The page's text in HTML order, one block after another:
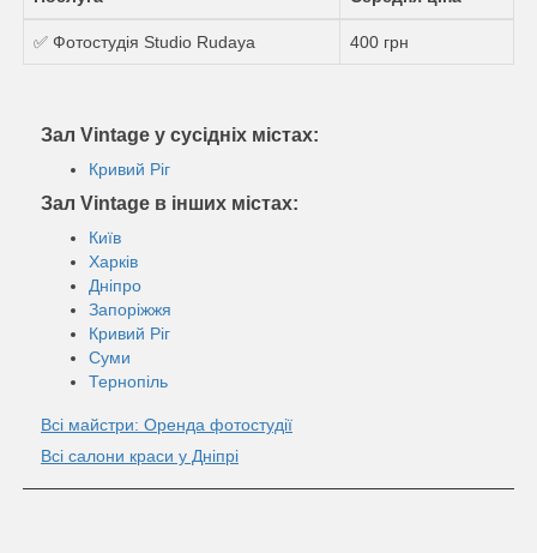
✅ Фотостудiя Studio Rudaya 400 грн
Зал Vintage у сусідніх містах:
Кривий Ріг
Зал Vintage в інших містах:
Київ
Харків
Дніпро
Запоріжжя
Кривий Ріг
Суми
Тернопіль
Всі майстри: Оренда фотостудії
Всі салони краси у Дніпрі